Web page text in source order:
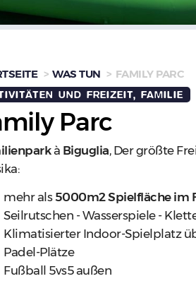
WAS TUN FAMILY PARC
UND FREIZEIT, FAMILIE
Parc
à Biguglia, Der größte
mehr als5000m2 Spielfläche im
Seilrutschen - Wasserspiele -
Klimatisierter Indoor-Spielplatz
Padel-Plätze
Fußball 5vs5 außen